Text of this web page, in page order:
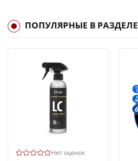
ПОПУЛЯРНЫЕ В РАЗДЕЛЕ
Нет оценок